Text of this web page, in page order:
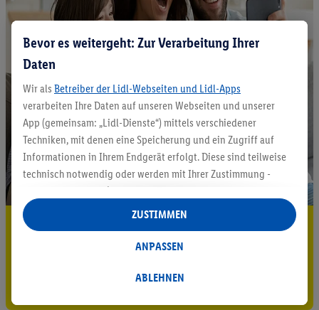
5.95 € Versand sparen³²ᵃ
Jetzt zum Newsletter anmelden
Gutschein sichern!
Bevor es weitergeht: Zur Verarbeitung Ihrer
Daten
Wir als Betreiber der Lidl-Webseiten und Lidl-Apps
verarbeiten Ihre Daten auf unseren Webseiten und unserer
App (gemeinsam: „Lidl-Dienste“) mittels verschiedener
Techniken, mit denen eine Speicherung und ein Zugriff auf
Informationen in Ihrem Endgerät erfolgt. Diese sind teilweise
technisch notwendig oder werden mit Ihrer Zustimmung -
auch durch Partner (u.a.
Verantwortliche; im Zusammenhang mit dem IAB TCF
insgesamt
Statistik-Erstellung oder für personalisierte Werbung
Datenverarbeitungen für personalisierte Werbung werden
ABLEHNEN
ANPASSEN
ZUSTIMMEN